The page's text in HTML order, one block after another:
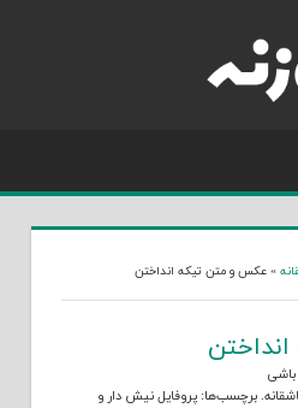
» عکس و متن تیکه انداختن
باشی
. برچسب‌ها:پروفایل نیش دار و